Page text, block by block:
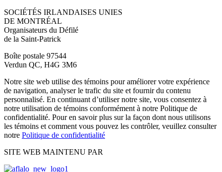
SOCIÉTÉS IRLANDAISES UNIES
DE MONTRÉAL
Organisateurs du Défilé
de la Saint-Patrick
Boîte postale 97544
Verdun QC, H4G 3M6
Notre site web utilise des témoins pour améliorer votre expérience
de navigation, analyser le trafic du site et fournir du contenu
personnalisé. En continuant d’utiliser notre site, vous consentez à
notre utilisation de témoins conformément à notre Politique de
confidentialité. Pour en savoir plus sur la façon dont nous utilisons
les témoins et comment vous pouvez les contrôler, veuillez consulter
notre Politique de confidentialité
SITE WEB MAINTENU PAR